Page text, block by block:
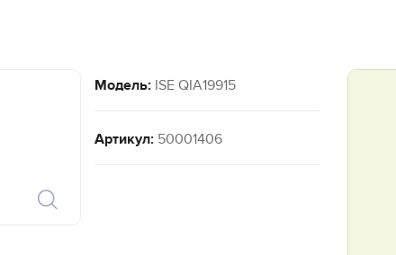
Модель: ISE QIA19915
Артикул: 50001406